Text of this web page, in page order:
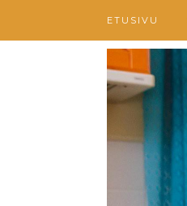
ETUSIVU